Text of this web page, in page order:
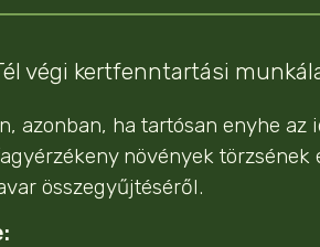
végi kertfenntartási
azonban, ha tartósan enyhe
növények
összegyűjtéséről.